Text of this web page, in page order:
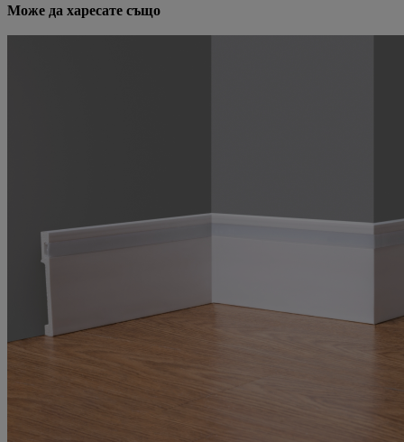
11 май 2025 г.11.05.25 г.
Божидар
Доста Бюджетни опции, като се има на впредвид колко главоболие
спестява човек от Майстори.
Може да харесате също